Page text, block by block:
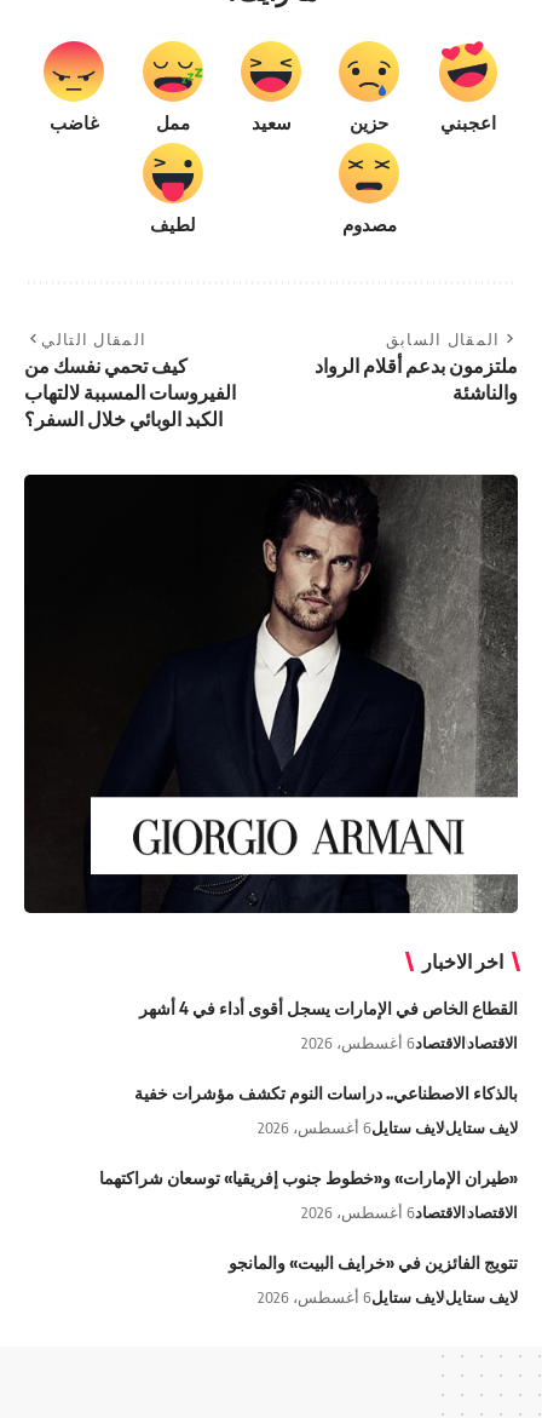
اعجبني حزين سعيد ممل غاضب
مصدوم لطيف
المقال السابق
ملتزمون بدعم أقلام الرواد
والناشئة
المقال التالي
كيف تحمي نفسك من
الفيروسات المسببة لالتهاب
الكبد الوبائي خلال السفر؟
اخر الاخبار
القطاع الخاص في الإمارات يسجل أقوى أداء في 4 أشهر
الاقتصادالاقتصاد6 أغسطس، 2026
بالذكاء الاصطناعي.. دراسات النوم تكشف مؤشرات خفية
لايف ستايللايف ستايل6 أغسطس، 2026
«طيران الإمارات» و«خطوط جنوب إفريقيا» توسعان شراكتهما
الاقتصادالاقتصاد6 أغسطس، 2026
تتويج الفائزين في «خرايف البيت» والمانجو
لايف ستايللايف ستايل6 أغسطس، 2026